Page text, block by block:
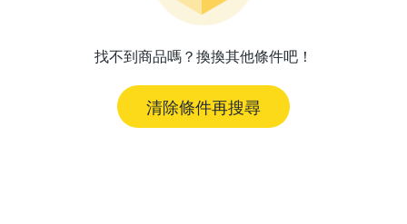
找不到商品嗎？換換其他條件吧！
清除條件再搜尋